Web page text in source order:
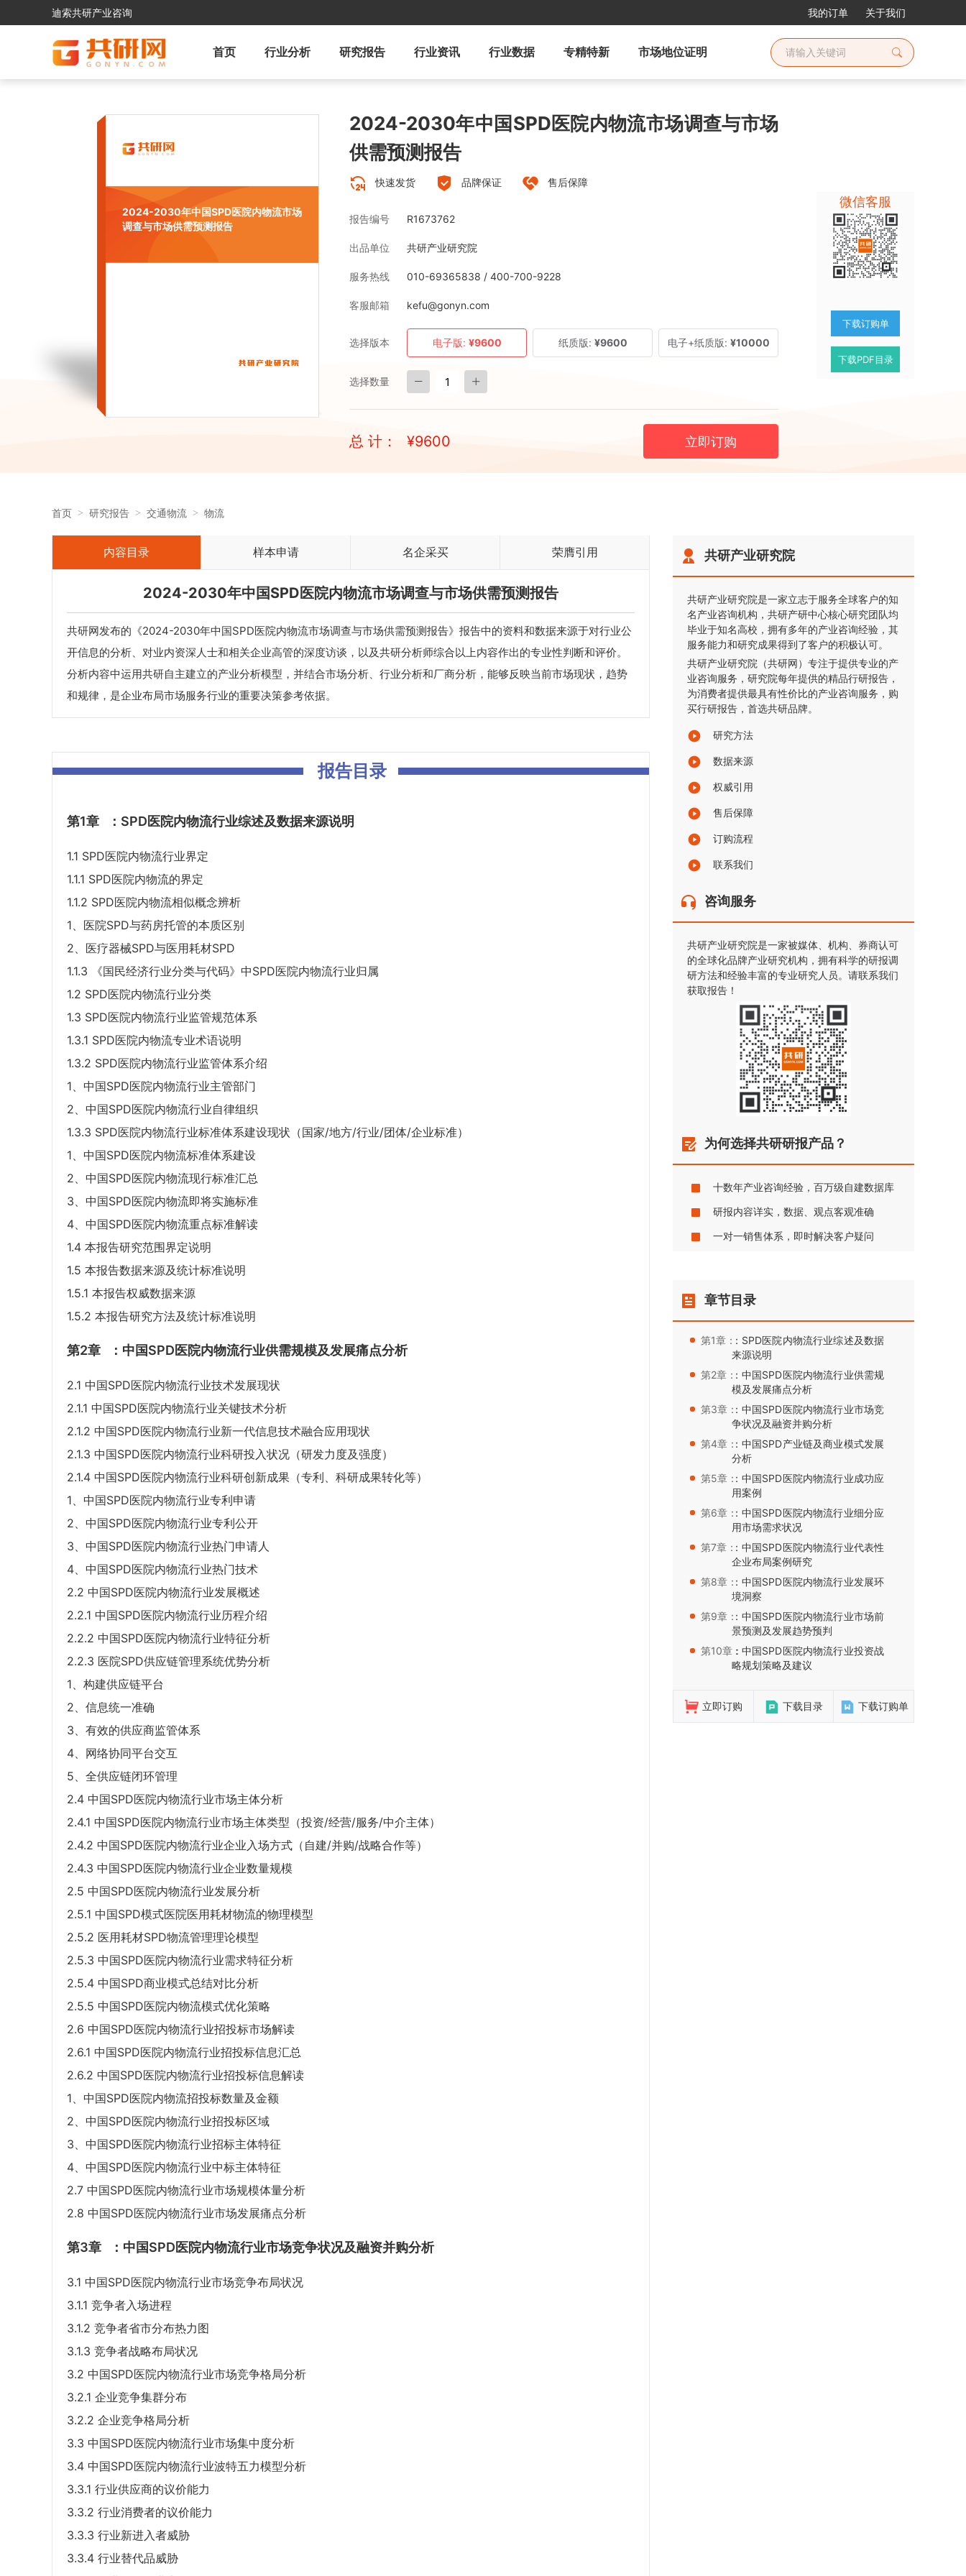
迪索共研产业咨询 我的订单 关于我们
首页 行业分析 研究报告 行业资讯 行业数据 专精特新 市场地位证明
2024-2030年中国SPD医院内物流市场
调查与市场供需预测报告
2024-2030年中国SPD医院内物流市场调查与市场
供需预测报告
快速发货 品牌保证 售后保障
报告编号 R1673762
出品单位 共研产业研究院
服务热线 010-69365838 / 400-700-9228
客服邮箱 kefu@gonyn.com
选择版本 电子版: ¥9600 纸质版: ¥9600 电子+纸质版: ¥10000
选择数量
总 计： ¥9600 立即订购
微信客服
下载订购单
下载PDF目录
首页 研究报告 交通物流 物流
内容目录 样本申请 名企采买 荣膺引用
2024-2030年中国SPD医院内物流市场调查与市场供需预测报告
共研网发布的《2024-2030年中国SPD医院内物流市场调查与市场供需预测报告》报告中的资料和数据来源于对行业公
开信息的分析、对业内资深人士和相关企业高管的深度访谈，以及共研分析师综合以上内容作出的专业性判断和评价。
分析内容中运用共研自主建立的产业分析模型，并结合市场分析、行业分析和厂商分析，能够反映当前市场现状，趋势
和规律，是企业布局市场服务行业的重要决策参考依据。
报告目录
第1章 ：SPD医院内物流行业综述及数据来源说明
1.1 SPD医院内物流行业界定
1.1.1 SPD医院内物流的界定
1.1.2 SPD医院内物流相似概念辨析
1、医院SPD与药房托管的本质区别
2、医疗器械SPD与医用耗材SPD
1.1.3 《国民经济行业分类与代码》中SPD医院内物流行业归属
1.2 SPD医院内物流行业分类
1.3 SPD医院内物流行业监管规范体系
1.3.1 SPD医院内物流专业术语说明
1.3.2 SPD医院内物流行业监管体系介绍
1、中国SPD医院内物流行业主管部门
2、中国SPD医院内物流行业自律组织
1.3.3 SPD医院内物流行业标准体系建设现状（国家/地方/行业/团体/企业标准）
1、中国SPD医院内物流标准体系建设
2、中国SPD医院内物流现行标准汇总
3、中国SPD医院内物流即将实施标准
4、中国SPD医院内物流重点标准解读
1.4 本报告研究范围界定说明
1.5 本报告数据来源及统计标准说明
1.5.1 本报告权威数据来源
1.5.2 本报告研究方法及统计标准说明
第2章 ：中国SPD医院内物流行业供需规模及发展痛点分析
2.1 中国SPD医院内物流行业技术发展现状
2.1.1 中国SPD医院内物流行业关键技术分析
2.1.2 中国SPD医院内物流行业新一代信息技术融合应用现状
2.1.3 中国SPD医院内物流行业科研投入状况（研发力度及强度）
2.1.4 中国SPD医院内物流行业科研创新成果（专利、科研成果转化等）
1、中国SPD医院内物流行业专利申请
2、中国SPD医院内物流行业专利公开
3、中国SPD医院内物流行业热门申请人
4、中国SPD医院内物流行业热门技术
2.2 中国SPD医院内物流行业发展概述
2.2.1 中国SPD医院内物流行业历程介绍
2.2.2 中国SPD医院内物流行业特征分析
2.2.3 医院SPD供应链管理系统优势分析
1、构建供应链平台
2、信息统一准确
3、有效的供应商监管体系
4、网络协同平台交互
5、全供应链闭环管理
2.4 中国SPD医院内物流行业市场主体分析
2.4.1 中国SPD医院内物流行业市场主体类型（投资/经营/服务/中介主体）
2.4.2 中国SPD医院内物流行业企业入场方式（自建/并购/战略合作等）
2.4.3 中国SPD医院内物流行业企业数量规模
2.5 中国SPD医院内物流行业发展分析
2.5.1 中国SPD模式医院医用耗材物流的物理模型
2.5.2 医用耗材SPD物流管理理论模型
2.5.3 中国SPD医院内物流行业需求特征分析
2.5.4 中国SPD商业模式总结对比分析
2.5.5 中国SPD医院内物流模式优化策略
2.6 中国SPD医院内物流行业招投标市场解读
2.6.1 中国SPD医院内物流行业招投标信息汇总
2.6.2 中国SPD医院内物流行业招投标信息解读
1、中国SPD医院内物流招投标数量及金额
2、中国SPD医院内物流行业招投标区域
3、中国SPD医院内物流行业招标主体特征
4、中国SPD医院内物流行业中标主体特征
2.7 中国SPD医院内物流行业市场规模体量分析
2.8 中国SPD医院内物流行业市场发展痛点分析
第3章 ：中国SPD医院内物流行业市场竞争状况及融资并购分析
3.1 中国SPD医院内物流行业市场竞争布局状况
3.1.1 竞争者入场进程
3.1.2 竞争者省市分布热力图
3.1.3 竞争者战略布局状况
3.2 中国SPD医院内物流行业市场竞争格局分析
3.2.1 企业竞争集群分布
3.2.2 企业竞争格局分析
3.3 中国SPD医院内物流行业市场集中度分析
3.4 中国SPD医院内物流行业波特五力模型分析
3.3.1 行业供应商的议价能力
3.3.2 行业消费者的议价能力
3.3.3 行业新进入者威胁
3.3.4 行业替代品威胁
共研产业研究院
共研产业研究院是一家立志于服务全球客户的知
名产业咨询机构，共研产研中心核心研究团队均
毕业于知名高校，拥有多年的产业咨询经验，其
服务能力和研究成果得到了客户的积极认可。
共研产业研究院（共研网）专注于提供专业的产
业咨询服务，研究院每年提供的精品行研报告，
为消费者提供最具有性价比的产业咨询服务，购
买行研报告，首选共研品牌。
研究方法
数据来源
权威引用
售后保障
订购流程
联系我们
咨询服务
共研产业研究院是一家被媒体、机构、券商认可
的全球化品牌产业研究机构，拥有科学的研报调
研方法和经验丰富的专业研究人员。请联系我们
获取报告！
为何选择共研研报产品？
十数年产业咨询经验，百万级自建数据库
研报内容详实，数据、观点客观准确
一对一销售体系，即时解决客户疑问
章节目录
第1章： ：SPD医院内物流行业综述及数据
来源说明
第2章：：中国SPD医院内物流行业供需规
模及发展痛点分析
第3章：：中国SPD医院内物流行业市场竞
争状况及融资并购分析
第4章：：中国SPD产业链及商业模式发展
分析
第5章：：中国SPD医院内物流行业成功应
用案例
第6章：：中国SPD医院内物流行业细分应
用市场需求状况
第7章：：中国SPD医院内物流行业代表性
企业布局案例研究
第8章：：中国SPD医院内物流行业发展环
境洞察
第9章：：中国SPD医院内物流行业市场前
景预测及发展趋势预判
第10章：：中国SPD医院内物流行业投资战
略规划策略及建议
立即订购 下载目录 下载订购单